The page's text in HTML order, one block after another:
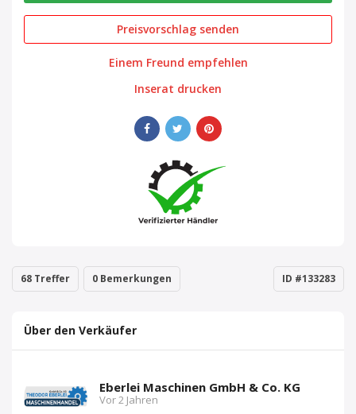
Preisvorschlag senden
Einem Freund empfehlen
Inserat drucken
68 Treffer 0 Bemerkungen ID #133283
Über den Verkäufer
Eberlei Maschinen GmbH & Co. KG
Vor 2 Jahren